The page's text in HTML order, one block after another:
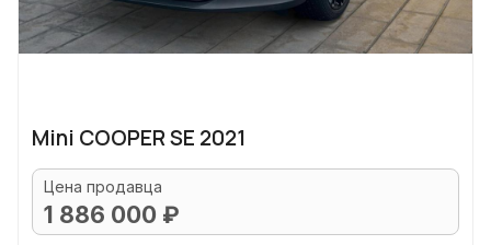
Mini COOPER SE 2021
Цена продавца
1 886 000 ₽